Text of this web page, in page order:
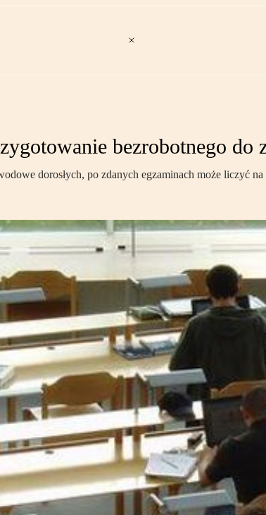
bezrobotnego do
dorosłych, po zdanych egzaminach może liczyć